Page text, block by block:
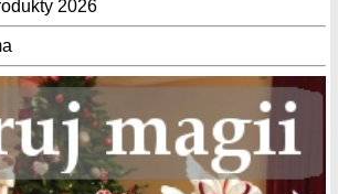
2026